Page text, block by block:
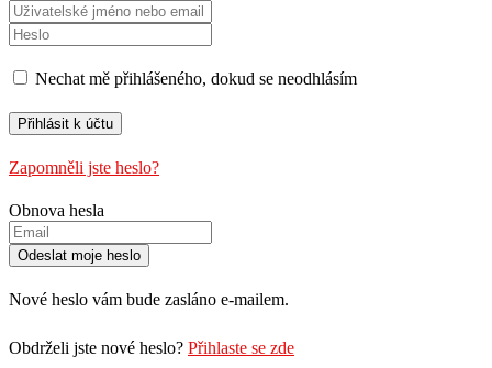
Nechat mě přihlášeného, ​​dokud se neodhlásím
Zapomněli jste heslo?
Obnova hesla
Nové heslo vám bude zasláno e-mailem.
Obdrželi jste nové heslo? Přihlaste se zde